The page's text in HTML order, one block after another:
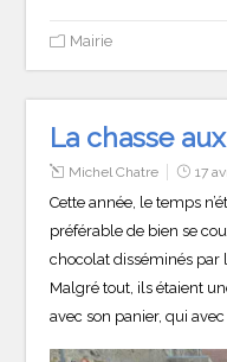
Mairie
La chasse
Michel Chatre 17
Cette année, le temps
préférable de bien se
chocolat disséminés par
Malgré tout, ils étaient
avec son panier, qui avec